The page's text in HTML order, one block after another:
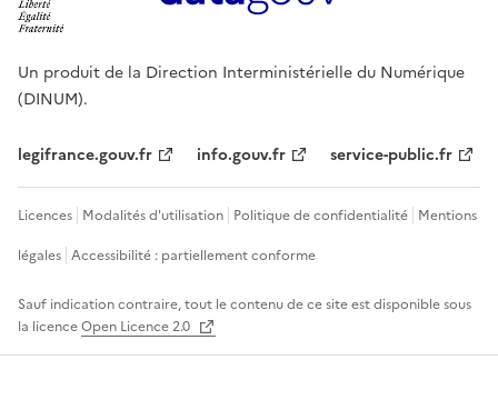
Un produit de la Direction Interministérielle du Numérique
(DINUM).
legifrance.gouv.fr info.gouv.fr service-public.fr
Licences Modalités d'utilisation Politique de confidentialité Mentions
légales Accessibilité : partiellement conforme
Sauf indication contraire, tout le contenu de ce site est disponible sous
la licenceOpen Licence 2.0